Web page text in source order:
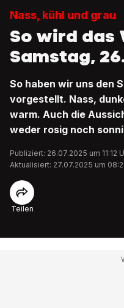
Nass, kühl und grau
So wird das
Samstag,
So haben wir uns den
vorgestellt. Nass,
warm. Auch die
weder rosig noch
Publiziert: 26.07.2025 um 11:12
Aktualisiert: 27.07.2025 um
Teilen